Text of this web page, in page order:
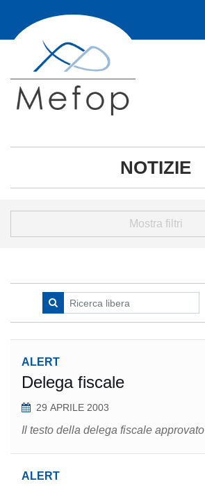
NOTIZIE
Mostra filtri
ALERT
Delega fiscale
29 APRILE 2003
Il testo della delega fiscale approvato
ALERT